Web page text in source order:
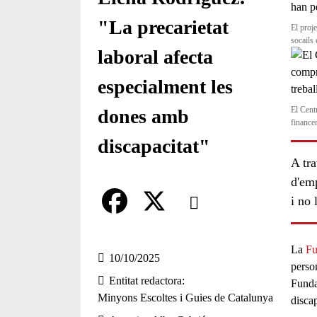
"La precarietat
laboral afecta
especialment les
dones amb
discapacitat"
Comparteix
a
c
10/10/2025
Entitat redactora
Minyons Escoltes i Guies de Catalunya
El
socails
El
A
i no
La